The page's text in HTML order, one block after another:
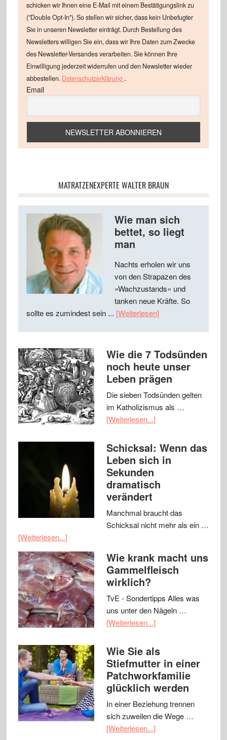
schicken wir Ihnen eine E-Mail mit einem Bestätigungslink zu
("Double Opt-In"). So stellen wir sicher, dass kein Unbefugter
Sie in unseren Newsletter einträgt. Durch Bestellung des
Newsletters willigen Sie ein, dass wir Ihre Daten zum Zwecke
des Newsletter-Versandes verarbeiten. Sie können Ihre
Einwilligung jederzeit widerrufen und den Newsletter wieder
abbestellen. Datenschutzerklärung .
Email
MATRATZENEXPERTE WALTER BRAUN
Wie man sich
bettet, so liegt
man
Nachts erholen wir uns
von den Strapazen des
»Wachzustands« und
tanken neue Kräfte. So
sollte es zumindest sein ... [Weiterlesen]
Wie die 7 Todsünden
noch heute unser
Leben prägen
Die sieben Todsünden gelten
im Katholizismus als …
[Weiterlesen...]
Schicksal: Wenn das
Leben sich in
Sekunden
dramatisch
verändert
Manchmal braucht das
Schicksal nicht mehr als ein …
[Weiterlesen...]
Wie krank macht uns
Gammelfleisch
wirklich?
TvE - Sondertipps Alles was
uns unter den Nägeln …
[Weiterlesen...]
Wie Sie als
Stiefmutter in einer
Patchworkfamilie
glücklich werden
In einer Beziehung trennen
sich zuweilen die Wege …
[Weiterlesen...]